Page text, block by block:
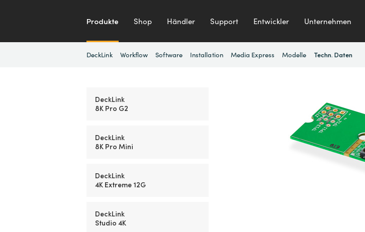
Produkte Shop Händler Support Entwickler Unternehmen
DeckLink Workflow Software Installation Media Express Modelle Techn. Daten
DeckLink
8K Pro G2
DeckLink
8K Pro Mini
DeckLink
4K Extreme 12G
DeckLink
Studio 4K